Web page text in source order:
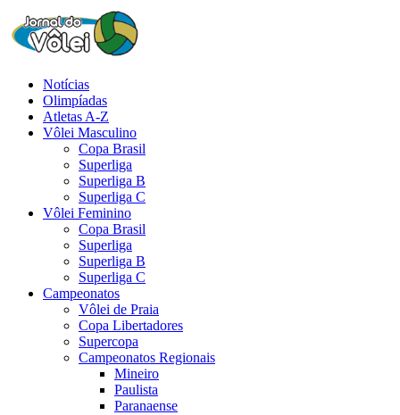
Notícias
Olimpíadas
Atletas A-Z
Vôlei Masculino
Copa Brasil
Superliga
Superliga B
Superliga C
Vôlei Feminino
Copa Brasil
Superliga
Superliga B
Superliga C
Campeonatos
Vôlei de Praia
Copa Libertadores
Supercopa
Campeonatos Regionais
Mineiro
Paulista
Paranaense